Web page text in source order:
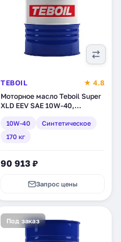
TEBOIL
★ 4.8
Моторное масло Teboil Super
XLD EEV SAE 10W-40,
302)
10W-40
Синтетическое
170 кг
90 913 ₽
Запрос цены
Под заказ